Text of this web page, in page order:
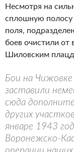
Несмотря на
сплошную
поля,
боев очистили
Шиловским
Бои на
заставили
сюда
других
январе 1943
Воронежско-